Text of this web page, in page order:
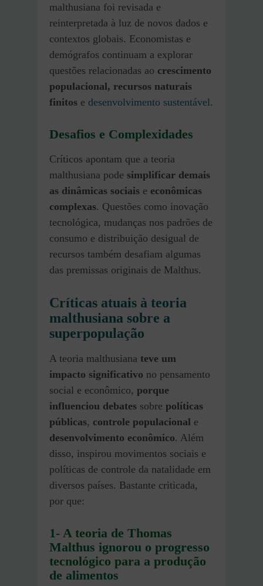
malthusiana foi revisada e
reinterpretada à luz de novos dados e
contextos globais. Economistas e
demógrafos continuam a explorar
questões relacionadas ao crescimento
populacional, recursos naturais
finitos e desenvolvimento sustentável.
Desafios e Complexidades
Críticos apontam que a teoria
malthusiana pode simplificar demais
as dinâmicas sociais e econômicas
complexas. Questões como inovação
tecnológica, mudanças nos padrões de
consumo e distribuição desigual de
recursos também desafiam algumas
das premissas originais de Malthus.
Críticas atuais à teoria
malthusiana sobre a
superpopulação
A teoria malthusiana teve um
impacto significativo no pensamento
social e econômico, porque
influenciou debates sobre políticas
públicas, controle populacional e
desenvolvimento econômico. Além
disso, inspirou movimentos sociais e
políticas de controle da natalidade em
diversos países. Bastante criticada,
por que:
1- A teoria de Thomas
Malthus ignorou o progresso
tecnológico para a produção
de alimentos